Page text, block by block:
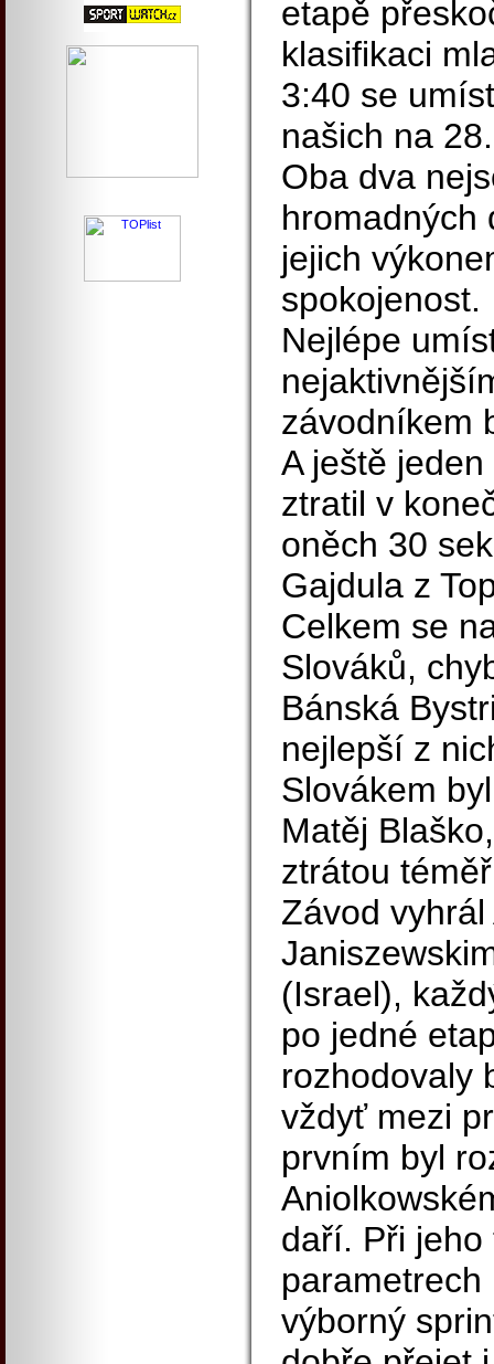
etapě
klasifikaci
3:40 se
našich na
Oba dva
hromadných
jejich
spokojenost.
Nejlépe
závodníkem
A ještě
ztratil v
oněch 30
Gajdula z
Celkem se
Slováků,
Bánská
nejlepší z
Slovákem
Matěj
ztrátou
Závod
(Israel),
po jedné
rozhodovaly
vždyť mezi
prvním byl
daří. Při jeho
výborný